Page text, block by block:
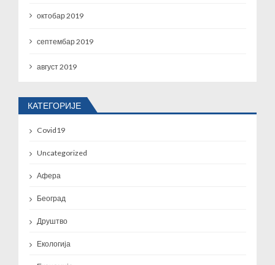
октобар 2019
септембар 2019
август 2019
КАТЕГОРИЈЕ
Covid19
Uncategorized
Афера
Београд
Друштво
Екологија